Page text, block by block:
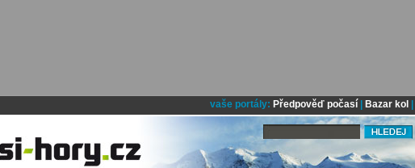
vaše portály: Předpověď počasí| Bazar kol